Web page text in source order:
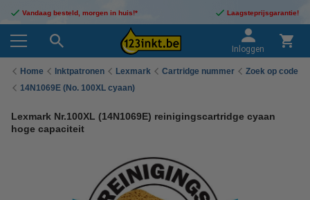
Vandaag besteld, morgen in huis!* Laagsteprijsgarantie!
Inloggen
Home Inktpatronen Lexmark Cartridge nummer
Zoek op code
14N1069E (No. 100XL cyaan)
Lexmark Nr.100XL (14N1069E) reinigingscartridge cyaan
hoge capaciteit